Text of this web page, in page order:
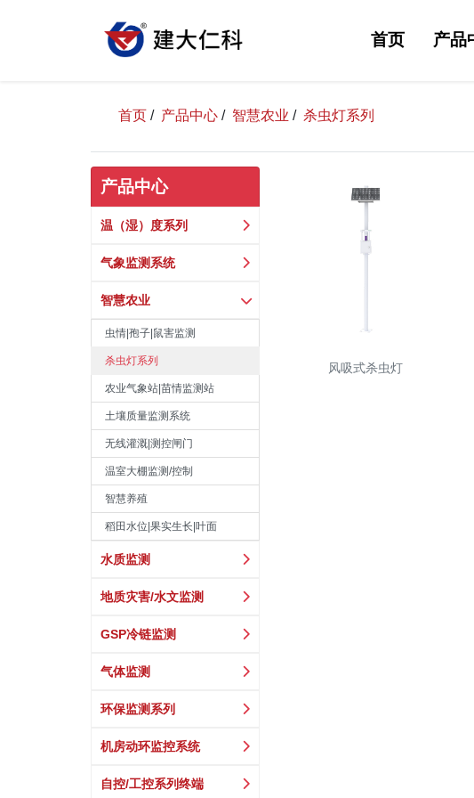
首页 产品
首页 / 产品中心 / 智慧农业 / 杀虫灯系列
产品中心
温（湿）度系列
气象监测系统
智慧农业
虫情|孢子|鼠害监测
杀虫灯系列
农业气象站|苗情监测站
土壤质量监测系统
无线灌溉|测控闸门
温室大棚监测/控制
智慧养殖
稻田水位|果实生长|叶面
水质监测
地质灾害/水文监测
GSP冷链监测
气体监测
环保监测系列
机房动环监控系统
自控/工控系列终端
风吸式杀虫灯